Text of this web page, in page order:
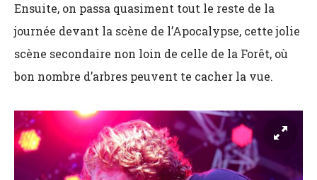
Ensuite, on passa quasiment tout le reste de la
journée devant la scène de l’Apocalypse, cette jolie
scène secondaire non loin de celle de la Forêt, où
bon nombre d’arbres peuvent te cacher la vue.